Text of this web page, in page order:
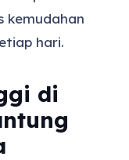
kemudahan
hari.
di